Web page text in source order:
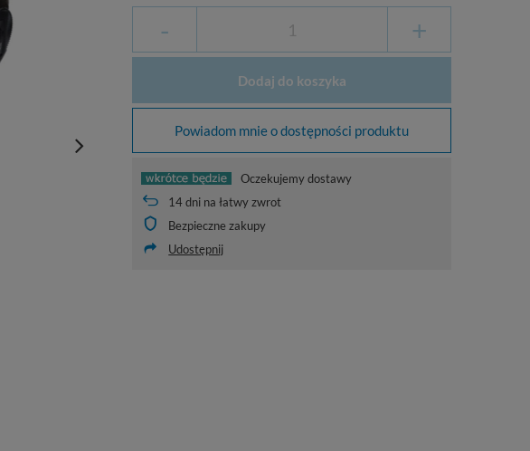
- +
Dodaj do koszyka
Powiadom mnie o dostępności produktu
Oczekujemy dostawy
14dni na łatwy zwrot
Bezpieczne zakupy
Udostępnij